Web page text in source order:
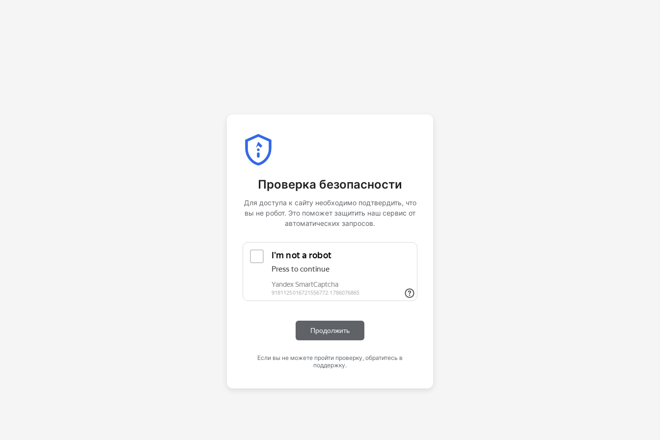
Проверка безопасности
Для доступа к сайту необходимо подтвердить, что
вы не робот. Это поможет защитить наш сервис от
автоматических запросов.
Продолжить
Если вы не можете пройти проверку, обратитесь в
поддержку.